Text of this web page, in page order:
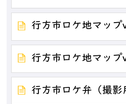
行方市ロケ地マップ
行方市ロケ地マップ
行方市ロケ弁（撮影